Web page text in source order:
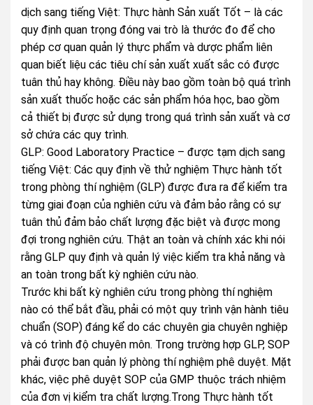
dịch sang tiếng Việt: Thực hành Sản xuất Tốt – là các
quy định quan trọng đóng vai trò là thước đo để cho
phép cơ quan quản lý thực phẩm và dược phẩm liên
quan biết liệu các tiêu chí sản xuất xuất sắc có được
tuân thủ hay không. Điều này bao gồm toàn bộ quá trình
sản xuất thuốc hoặc các sản phẩm hóa học, bao gồm
cả thiết bị được sử dụng trong quá trình sản xuất và cơ
sở chứa các quy trình.
GLP: Good Laboratory Practice – được tạm dịch sang
tiếng Việt: Các quy định về thử nghiệm Thực hành tốt
trong phòng thí nghiệm (GLP) được đưa ra để kiểm tra
từng giai đoạn của nghiên cứu và đảm bảo rằng có sự
tuân thủ đảm bảo chất lượng đặc biệt và được mong
đợi trong nghiên cứu. Thật an toàn và chính xác khi nói
rằng GLP quy định và quản lý việc kiểm tra khả năng và
an toàn trong bất kỳ nghiên cứu nào.
Trước khi bất kỳ nghiên cứu trong phòng thí nghiệm
nào có thể bắt đầu, phải có một quy trình vận hành tiêu
chuẩn (SOP) đáng kể do các chuyên gia chuyên nghiệp
và có trình độ chuyên môn. Trong trường hợp GLP, SOP
phải được ban quản lý phòng thí nghiệm phê duyệt. Mặt
khác, việc phê duyệt SOP của GMP thuộc trách nhiệm
của đơn vị kiểm tra chất lượng.Trong Thực hành tốt